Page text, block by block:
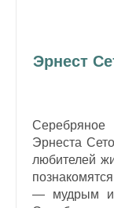
Эрнест
Эрнеста
любителей
— мудрым и